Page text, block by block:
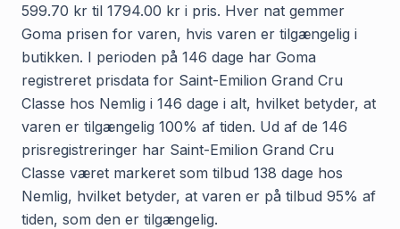
599.70 kr til 1794.00 kr i pris. Hver nat gemmer
Goma prisen for varen, hvis varen er tilgængelig i
butikken. I perioden på 146 dage har Goma
registreret prisdata for Saint-Emilion Grand Cru
Classe hos Nemlig i 146 dage i alt, hvilket betyder, at
varen er tilgængelig 100% af tiden. Ud af de 146
prisregistreringer har Saint-Emilion Grand Cru
Classe været markeret som tilbud 138 dage hos
Nemlig, hvilket betyder, at varen er på tilbud 95% af
tiden, som den er tilgængelig.